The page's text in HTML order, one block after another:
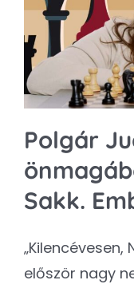
Kapcsolat
SEARCH
FOR:
Polgár
Sakk.
„Kilencévesen,
először nagy